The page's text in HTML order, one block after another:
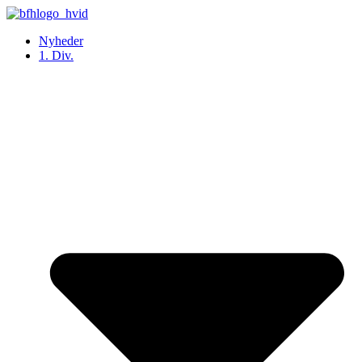
Videre
indholdNyheder
1. Div.